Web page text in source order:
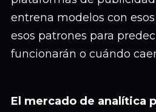
entrena modelos con
esos patrones para
funcionarán o cuándo
El mercado de analítica